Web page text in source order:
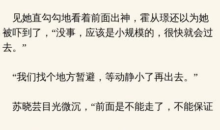
见她直勾勾地看着前面出神，霍从璟还以为她
被吓到了，“没事，应该是小规模的，很快就会过
去。”
“我们找个地方暂避，等动静小了再出去。”
苏晓芸目光微沉，“前面是不能走了，不能保证